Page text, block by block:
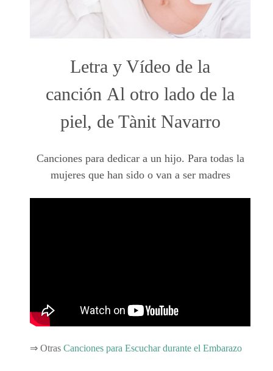
Letra y Vídeo de la
canción Al otro lado de la
piel, de Tànit Navarro
Canciones para dedicar a un hijo. Para todas la
mujeres que han sido o van a ser madres
⇒ Otras Canciones para Escuchar durante el Embarazo